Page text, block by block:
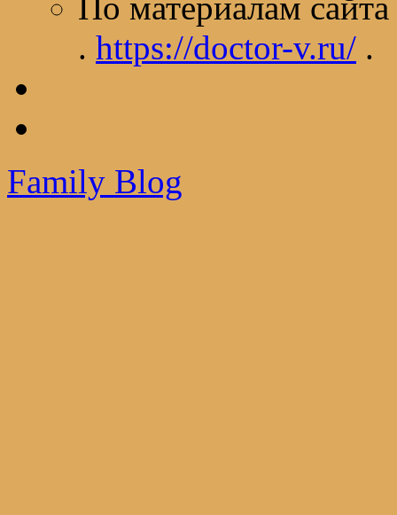
. https://doctor-v.ru/ .
Family Blog